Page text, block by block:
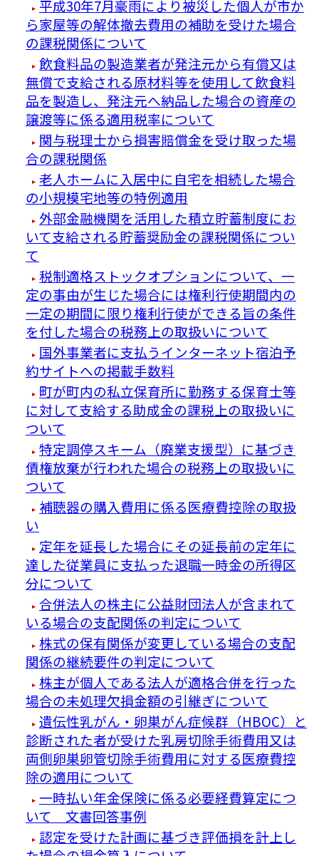
平成30年7月豪雨により被災した個人が市か
ら家屋等の解体撤去費用の補助を受けた場合
の課税関係について
飲食料品の製造業者が発注元から有償又は
無償で支給される原材料等を使用して飲食料
品を製造し、発注元へ納品した場合の資産の
譲渡等に係る適用税率について
関与税理士から損害賠償金を受け取った場
合の課税関係
老人ホームに入居中に自宅を相続した場合
の小規模宅地等の特例適用
外部金融機関を活用した積立貯蓄制度にお
いて支給される貯蓄奨励金の課税関係につい
て
税制適格ストックオプションについて、一
定の事由が生じた場合には権利行使期間内の
一定の期間に限り権利行使ができる旨の条件
を付した場合の税務上の取扱いについて
国外事業者に支払うインターネット宿泊予
約サイトへの掲載手数料
町が町内の私立保育所に勤務する保育士等
に対して支給する助成金の課税上の取扱いに
ついて
特定調停スキーム（廃業支援型）に基づき
債権放棄が行われた場合の税務上の取扱いに
ついて
補聴器の購入費用に係る医療費控除の取扱
い
定年を延長した場合にその延長前の定年に
達した従業員に支払った退職一時金の所得区
分について
合併法人の株主に公益財団法人が含まれて
いる場合の支配関係の判定について
株式の保有関係が変更している場合の支配
関係の継続要件の判定について
株主が個人である法人が適格合併を行った
場合の未処理欠損金額の引継ぎについて
遺伝性乳がん・卵巣がん症候群（HBOC）と
診断された者が受けた乳房切除手術費用又は
両側卵巣卵管切除手術費用に対する医療費控
除の適用について
一時払い年金保険に係る必要経費算定につ
いて 文書回答事例
認定を受けた計画に基づき評価損を計上し